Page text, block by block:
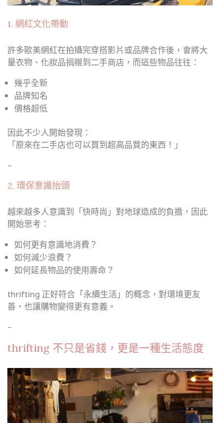
1. 網紅文化帶動
許多歐美網紅在拍攝完穿搭影片或品牌合作後，會將大
量衣物、化妝品捐贈到二手商店，而這些物品往往：
幾乎全新
品牌知名
價格超低
因此不少人開始發現：
「原來在二手店也可以買到超高品質的東西！」
–
2. 環保意識抬頭
越來越多人意識到「快時尚」對地球造成的負擔，因此
開始思考：
如何更有意識地消費？
如何減少浪費？
如何延長物品的使用壽命？
thrifting 正好符合「永續生活」的概念，對環境更友
善，也讓購物變得更有意義。
–
thrifting 不只是省錢，更是一種生活態度